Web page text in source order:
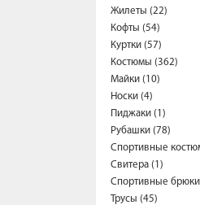
Жилеты (22)
Кофты (54)
Куртки (57)
Костюмы (362)
Майки (10)
Носки (4)
Пиджаки (1)
Рубашки (78)
Спортивные
Свитера (1)
Спортивные
Трусы (45)